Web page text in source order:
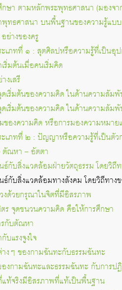
ษา ตามหลักพระพุทธศาสนา (มองจ
ทธศาสนา บนพื้นฐานของความรู้แบ
างของครู
เภทที่ ๑ : สุตศิลปหรือความรู้ที่เป็นอุ
มต้นเมื่อคนเริ่มคิด
งเสรี
เริ่มต้นของความคิด ในด้านความสัม
เริ่มต้นของความคิด ในด้านความสัม
ของความคิด หรือการมองความหมา
เภทที่ ๒ : ปัญญาหรือความรู้ที่เป็นตัว
ณหา – อัตตา
กับสิ่งแวดล้อมฝ่ายวัตถุธรรม โดยวิถี
กับสิ่งแวดล้อมทางสังคม โดยวิถีทา
วยกรุณาในจิตที่มีอิสรภาพ
จุดชนวนความคิด คือให้การศึกษา
กับตัณหา
แรงจูงใจ
งๆ ของกามฉันทะกับธรรมฉันทะ
งกามฉันทะและธรรมฉันทะ กับการป
ท้จริงมีอิสรภาพที่แท้เป็นพื้นฐาน